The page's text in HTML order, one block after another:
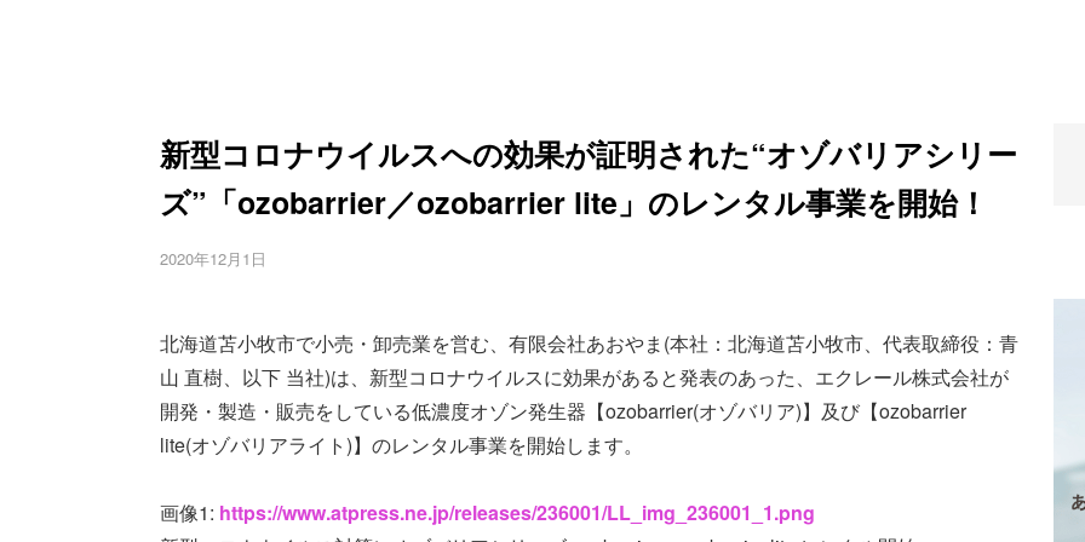
新型コロナウイルスへの効果が証明された“オゾバリアシリー
ズ”「ozobarrier／ozobarrier lite」のレンタル事業を開始！
2020年12月1日
北海道苫小牧市で小売・卸売業を営む、有限会社あおやま(本社：北海道苫小牧市、代表取締役：青
山 直樹、以下 当社)は、新型コロナウイルスに効果があると発表のあった、エクレール株式会社が
開発・製造・販売をしている低濃度オゾン発生器【ozobarrier(オゾバリア)】及び【ozobarrier
lite(オゾバリアライト)】のレンタル事業を開始します。
画像1: https://www.atpress.ne.jp/releases/236001/LL_img_236001_1.png